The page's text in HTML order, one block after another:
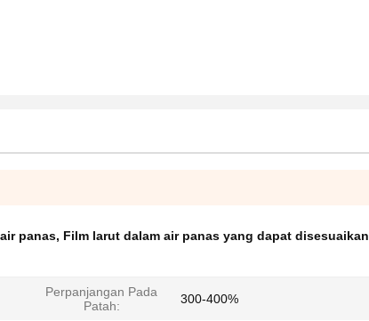
panas, Film larut dalam air panas yang dapat disesuaikan
Perpanjangan Pada
Patah:
300-400%